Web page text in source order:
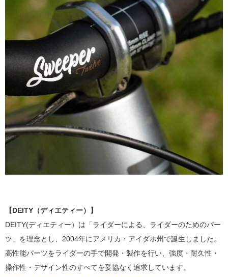
【DEITY（ディエティー）】
DEITY(ディエティー）は「ライダーによる、ライダーのためのパー
ツ」を理念とし、2004年にアメリカ・アイダホ州で誕生しました。
高性能パーツをライダーの手で開発・製作を行い、 強度・耐久性・
操作性・デザイン性のすべてを妥協なく追求しています。